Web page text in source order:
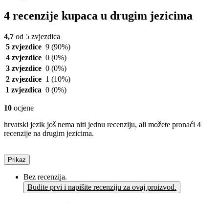
4 recenzije kupaca u drugim jezicima
4,7 od 5 zvjezdica
5 zvjezdice 9 (90%)
4 zvjezdice 0 (0%)
3 zvjezdice 0 (0%)
2 zvjezdice 1 (10%)
1 zvjezdica 0 (0%)
10 ocjene
hrvatski jezik još nema niti jednu recenziju, ali možete pronaći 4
recenzije na drugim jezicima.
Prikaz
Bez recenzija.
Budite prvi i napišite recenziju za ovaj proizvod.